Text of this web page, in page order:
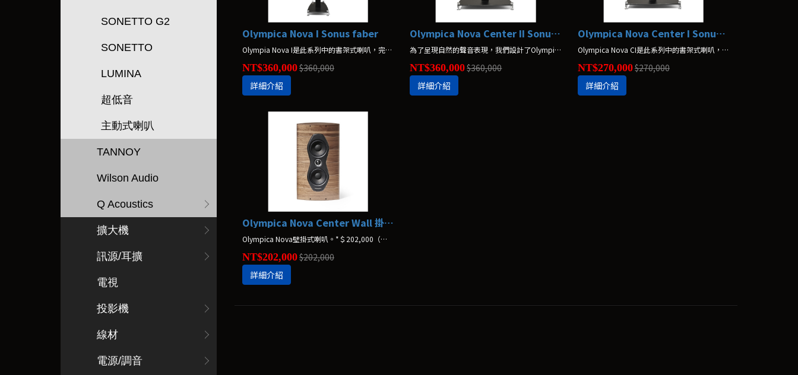
SONETTO G2
SONETTO
LUMINA
超低音
主動式喇叭
TANNOY
Wilson Audio
Q Acoustics
擴大機
訊源/耳擴
電視
投影機
線材
電源/調音
Olympica Nova I Sonus faber
Olympia Nova I是此系列中的書架式喇叭，完整了此系列簡潔的設計，並可作為書架式或置於腳架上作為喇叭使用。 *不含腳架，腳架另購$49,000
NT$360,000$360,000
詳細介紹
Olympica Nova Center II Sonus faber
為了呈現自然的聲音表現，我們設計了Olympica Nova Center II完美搭配此系列最大型喇叭。 *不含腳架，腳架另購$37,000
NT$360,000$360,000
詳細介紹
Olympica Nova Center I Sonus faber
Olympica Nova CI是此系列中的書架式喇叭，完美地呈現其精簡的設計，並設計用於使用於書架或腳架上。*不含腳架，腳架另購$37,000
NT$270,000$270,000
詳細介紹
Olympica Nova Center Wall 掛式喇叭 Sonus faber
Olympica Nova壁掛式喇叭。*＄202,000（一支）
NT$202,000$202,000
詳細介紹